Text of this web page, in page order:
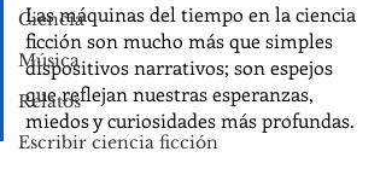
Ciencia
Música
Relatos
Escribir ciencia ficción
Las máquinas del tiempo en la ciencia
ficción son mucho más que simples
dispositivos narrativos; son espejos
que reflejan nuestras esperanzas,
miedos y curiosidades más profundas.